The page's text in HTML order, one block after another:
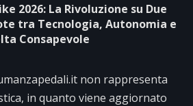
2026: La Rivoluzione su Due
tra Tecnologia, Autonomia e
Consapevole
non rappresenta
in quanto viene aggiornato